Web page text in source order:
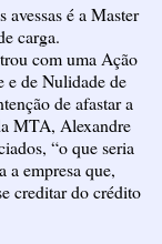
avessas é a Master
carga.
com uma Ação
e de Nulidade de
de afastar a
MTA, Alexandre
“o que seria
a empresa que,
creditar do crédito